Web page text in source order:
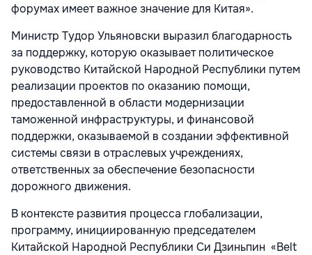
форумах имеет важное значение для Китая».
Министр Тудор Ульяновски выразил благодарность
за поддержку, которую оказывает политическое
руководство Китайской Народной Республики путем
реализации проектов по оказанию помощи,
предоставленной в области модернизации
таможенной инфраструктуры, и финансовой
поддержки, оказываемой в создании эффективной
системы связи в отраслевых учреждениях,
ответственных за обеспечение безопасности
дорожного движения.
В контексте развития процесса глобализации,
программу, инициированную председателем
Китайской Народной Республики Си Дзиньпин «Belt